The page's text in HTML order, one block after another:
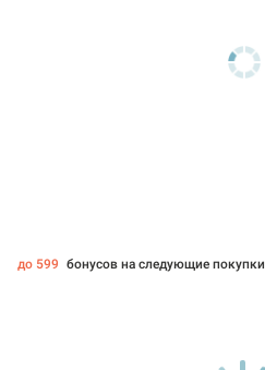
до 599 бонусов на следующие покупки